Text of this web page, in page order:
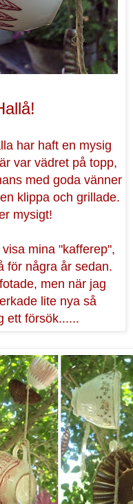
har haft en mysig
var vädret på topp,
med goda vänner
klippa och grillade.
mysigt!
mina "kafferep",
för några år sedan.
men när jag
lite nya så
ett försök......